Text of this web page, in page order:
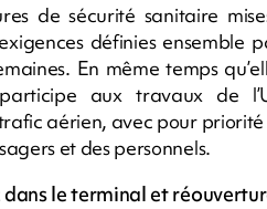
de sécurité sanitaire
définies ensemble
En même temps
aux travaux de
aérien, avec pour priorité
et des personnels.
le terminal et